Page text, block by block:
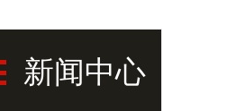
新闻中心